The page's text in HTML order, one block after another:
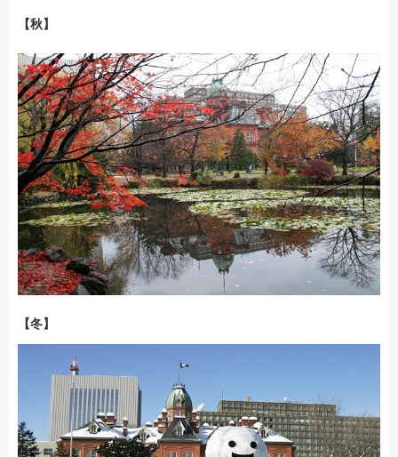
【秋】
【冬】